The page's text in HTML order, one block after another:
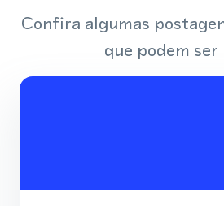
Confira algumas
que podem